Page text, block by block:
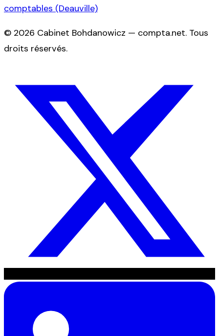
comptables (Deauville)
© 2026 Cabinet Bohdanowicz — compta.net. Tous
droits réservés.